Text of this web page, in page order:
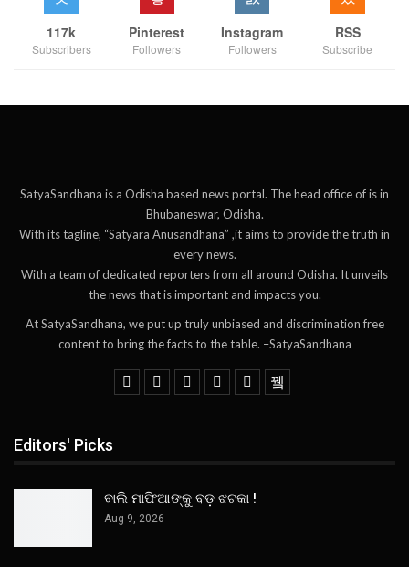
117k
Subscribers
Pinterest
Followers
Instagram
Followers
RSS
Subscribe
SatyaSandhana is a Odisha based news portal. The head office of is in
Bhubaneswar, Odisha.
With its tagline, “Satyara Anusandhana” ,it aims to provide the truth in
every news.
With a team of dedicated reporters from all around Odisha. It unveils
the news that is important and impacts you.
At SatyaSandhana, we put up truly unbiased and discrimination free
content to bring the facts to the table. –SatyaSandhana
Editors' Picks
ବାଲି ମାଫିଆଙ୍କୁ ବଡ଼ ଝଟକା !
Aug 9, 2026